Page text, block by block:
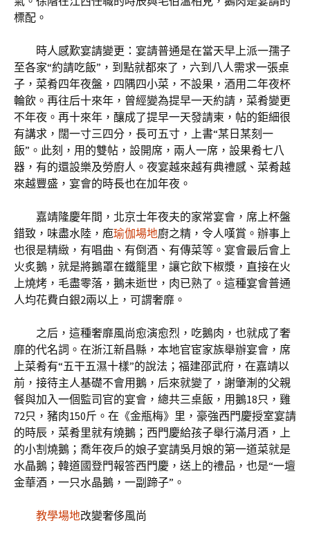
標配。
時人感歎宴請變更：宴請普通是在當天早上派一孺子
至各家“約請吃飯”，到點就都來了，六到八人需求一張桌
子，菜肴四年夜盤，四隅四小菜，不設果，酒用二年夜杯
輪飲。再往后十來年，曾經變為提早一天約請，菜肴變更
不年夜。再十來年，釀成了提早一天發請柬，帖的鉅細很
有講求，闊一寸三四分，長可五寸，上書“某日某刻一
飯”。此刻，用的雙帖，設開席，兩人一席，設果肴七八
器，有的還設樂及勞廚人。夜宴越來越有典禮感、菜肴越
來越豐盛，宴會的時長也在加年夜。
嘉靖隆慶年間，北京士年夜夫的家常宴會，席上杯盤
錯致，味盡水陸，庖瑜伽場地廚之精，令人嘆賞。辦事上
也很是精緻，有唱曲、有倒酒、有傳菜等。宴會最后會上
火炙鵝，就是將鵝罩在鐵籠里，讓它飲下椒漿，直接在火
上燒烤，毛盡零落，鵝未逝世，肉已熟了。這種宴會普通
人均花費白銀2兩以上，可謂奢靡。
之后，這種奢靡風尚愈演愈烈，吃鵝肉，也就成了奢
靡的代名詞。在浙江新昌縣，本地官宦家族舉辦宴會，席
上菜肴有“五干五濕十樣”的說法；福建邵武府，在嘉靖以
前，接待主人基礎不會用鵝，后來就變了，謝肇淛的父親
餐與加入一個監司官的宴會，總共三桌飯，用鵝18只，雞
72只，豬肉150斤。在《金瓶梅》里，豪強西門慶授室宴請
的時辰，菜肴里就有燒鵝；西門慶給孩子舉行滿月酒，上
的小割燒鵝；喬年夜戶的娘子宴請吳月娘的第一道菜就是
水晶鵝；韓道國登門報答西門慶，送上的禮品，也是“一壇
金華酒，一只水晶鵝，一副蹄子”。
教學場地改變奢侈風尚